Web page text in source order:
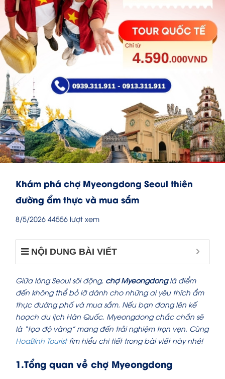
Khám phá chợ Myeongdong Seoul thiên
đường ẩm thực và mua sắm
8/5/2026 44556 lượt xem
NỘI DUNG BÀI VIẾT
Giữa lòng Seoul sôi động, chợ Myeongdonglà điểm
đến không thể bỏ lỡ dành cho những ai yêu thích ẩm
thực đường phố và mua sắm. Nếu bạn đang lên kế
hoạch du lịch Hàn Quốc, Myeongdong chắc chắn sẽ
là “tọa độ vàng” mang đến trải nghiệm trọn vẹn. Cùng
HoaBinh Touristtìm hiểu chi tiết trong bài viết này nhé!
1.Tổng quan về chợ Myeongdong